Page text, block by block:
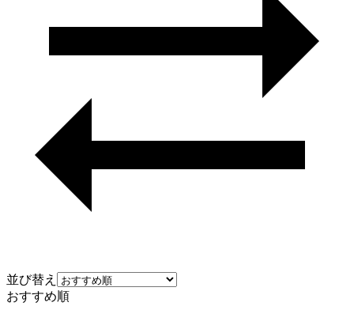
並び替え
おすすめ順